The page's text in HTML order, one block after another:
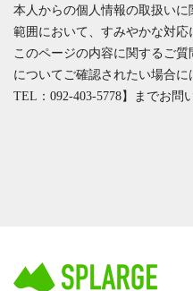
本人からの個人情報の取扱い
範囲において、すみやかな対応
このページの内容に関するご
についてご確認されたい場合に
TEL：092-403-5778】までお問